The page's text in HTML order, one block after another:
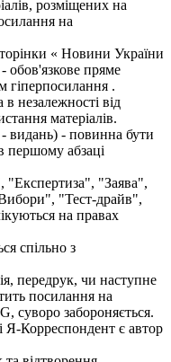
розміщених на
на
« Новини України
- обов'язкове пряме
гіперпосилання .
незалежності від
матеріалів.
- видань) - повинна бути
першому абзаці
"Заява",
"Тест-драйв",
на правах
спільно з
передрук, чи наступне
посилання на
суворо забороняється.
Я-Корреспондент є автор